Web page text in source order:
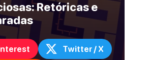
Retóricas e
Twitter / X